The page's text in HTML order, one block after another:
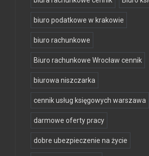
biuro podatkowe w krakowie
biuro rachunkowe
Biuro rachunkowe Wrocław cennik
biurowa niszczarka
cennik usług księgowych warszawa
darmowe oferty pracy
dobre ubezpieczenie na życie